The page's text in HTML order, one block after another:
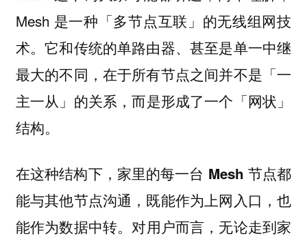
Mesh 是一种「多节点互联」的无线组网技
术。它和传统的单路由器、甚至是单一中继
最大的不同，在于所有节点之间并不是「一
主一从」的关系，而是形成了一个「网状」
结构。
在这种结构下， 家里的每一台 Mesh 节点都
能与其他节点沟通，既能作为上网入口，也
能作为数据中转。对用户而言，无论走到家